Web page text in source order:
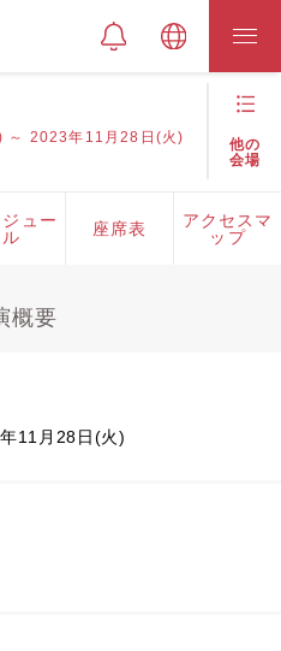
～ 2023年11月28日(火)
他の
会場
ュー
ル
座席表
アクセスマ
ップ
概要
11月28日(火)